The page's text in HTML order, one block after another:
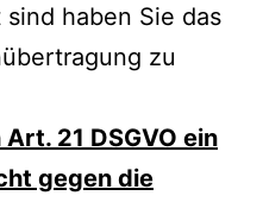
haben Sie das
zu
21 DSGVO ein
gegen die